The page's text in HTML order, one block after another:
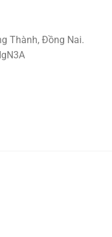
Thành, Đồng Nai.